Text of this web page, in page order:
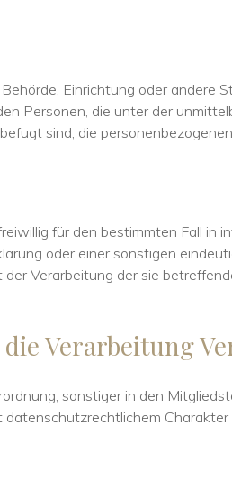
Einrichtung oder andere
Personen, die unter der
sind, die
für den bestimmten Fall in
oder einer sonstigen
Verarbeitung der sie
Verarbeitung
sonstiger in den
Charakter